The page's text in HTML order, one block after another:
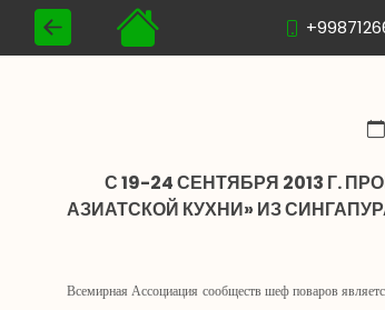
С 19-24 СЕНТЯБРЯ 2013 Г.
АЗИАТСКОЙ КУХНИ» ИЗ
Всемирная Ассоциация сообществ шеф поваров